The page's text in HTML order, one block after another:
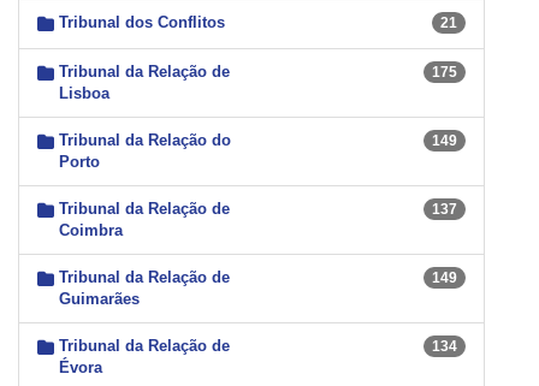
Tribunal dos Conflitos 21
Tribunal da Relação de
Lisboa
175
Tribunal da Relação do
Porto
149
Tribunal da Relação de
Coimbra
137
Tribunal da Relação de
Guimarães
149
Tribunal da Relação de
Évora
134